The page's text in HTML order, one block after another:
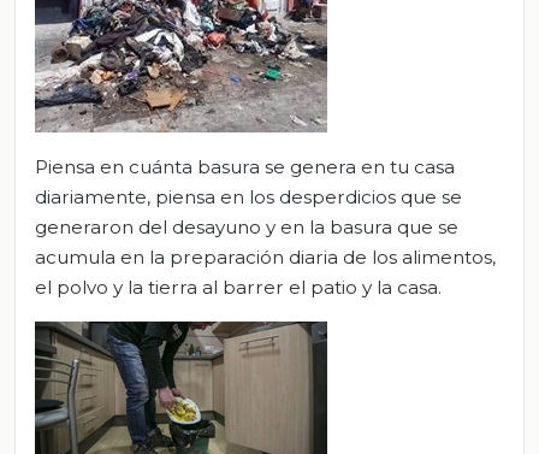
Piensa en cuánta basura se genera en tu casa
diariamente, piensa en los desperdicios que se
generaron del desayuno y en la basura que se
acumula en la preparación diaria de los alimentos,
el polvo y la tierra al barrer el patio y la casa.